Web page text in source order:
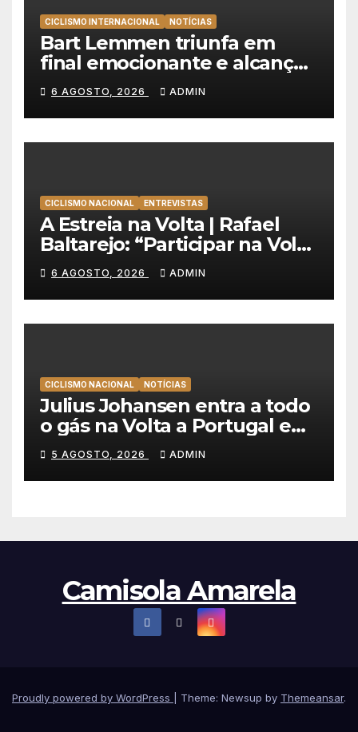
CICLISMO INTERNACIONAL NOTÍCIAS
Bart Lemmen triunfa em
final emocionante e alcança
a primeira vitória da carreira
na Volta à Polónia
6 AGOSTO, 2026 ADMIN
CICLISMO NACIONAL ENTREVISTAS
A Estreia na Volta | Rafael
Baltarejo: “Participar na Volta
a Portugal é o sonho de
qualquer ciclista”
6 AGOSTO, 2026 ADMIN
CICLISMO NACIONAL NOTÍCIAS
Julius Johansen entra a todo
o gás na Volta a Portugal e
lidera dobradinha da UAE
Team Emirates em Lisboa
5 AGOSTO, 2026 ADMIN
Camisola Amarela
Proudly powered by WordPress Theme: Newsup by Themeansar.